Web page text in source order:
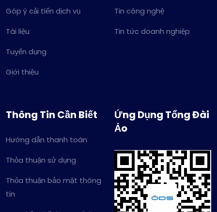
Góp ý cải tiến dịch vụ
Tài liệu
Tuyển dụng
Giới thiệu
Tin công nghệ
Tin tức doanh nghiệp
Thông Tin Cần Biết
Hướng dẫn thanh toán
Thỏa thuận sử dụng
Thỏa thuận bảo mật thông
tin
Ứng Dụng Tổng Đài
Ảo